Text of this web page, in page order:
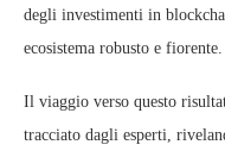
degli investimenti in
ecosistema robusto e fiorente.
Il viaggio verso questo
tracciato dagli esperti,